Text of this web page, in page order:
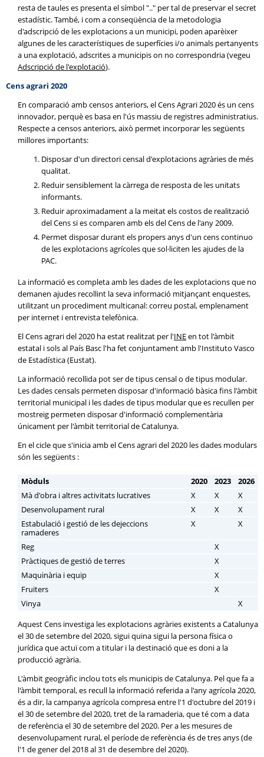
resta de taules es presenta el símbol ".." per tal de preservar el secret
estadístic. També, i com a conseqüència de la metodologia
d'adscripció de les explotacions a un municipi, poden aparèixer
algunes de les característiques de superfícies i/o animals pertanyents
a una explotació, adscrites a municipis on no correspondria (vegeu
Adscripció de l'explotació).
Cens agrari 2020
En comparació amb censos anteriors, el Cens Agrari 2020 és un cens
innovador, perquè es basa en l'ús massiu de registres administratius.
Respecte a censos anteriors, això permet incorporar les següents
millores importants:
Disposar d'un directori censal d'explotacions agràries de més
qualitat.
Reduir sensiblement la càrrega de resposta de les unitats
informants.
Reduir aproximadament a la meitat els costos de realització
del Cens si es comparen amb els del Cens de l'any 2009.
Permet disposar durant els propers anys d'un cens continuo
de les explotacions agrícoles que sol·liciten les ajudes de la
PAC.
La informació es completa amb les dades de les explotacions que no
demanen ajudes recollint la seva informació mitjançant enquestes,
utilitzant un procediment multicanal: correu postal, emplenament
per internet i entrevista telefònica.
El Cens agrari del 2020 ha estat realitzat per l'INEen tot l'àmbit
estatal i sols al País Basc l'ha fet conjuntament amb l'Instituto Vasco
de Estadística (Eustat).
La informació recollida pot ser de tipus censal o de tipus modular.
Les dades censals permeten disposar d'informació bàsica fins l'àmbit
territorial municipal i les dades de tipus modular que es recullen per
mostreig permeten disposar d'informació complementària
únicament per l'àmbit territorial de Catalunya.
En el cicle que s'inicia amb el Cens agrari del 2020 les dades modulars
són les següents :
Mòduls 2020 2023
2026
Mà d'obra i altres activitats lucratives
X X
X
Desenvolupament rural
X X
X
Estabulació i gestió de les dejeccions
ramaderes
X X
Reg
X
Pràctiques de gestió de terres
X
Maquinària i equip
X
Fruiters
X
Vinya
X
Aquest Cens investiga les explotacions agràries existents a Catalunya
el 30 de setembre del 2020, sigui quina sigui la persona física o
jurídica que actuï com a titular i la destinació que es doni a la
producció agrària.
L'àmbit geogràfic inclou tots els municipis de Catalunya. Pel que fa a
l'àmbit temporal, es recull la informació referida a l'any agrícola 2020,
és a dir, la campanya agrícola compresa entre l'1 d'octubre del 2019 i
el 30 de setembre del 2020, tret de la ramaderia, que té com a data
de referència el 30 de setembre del 2020. Per a les mesures de
desenvolupament rural, el període de referència és de tres anys (de
l'1 de gener del 2018 al 31 de desembre del 2020).